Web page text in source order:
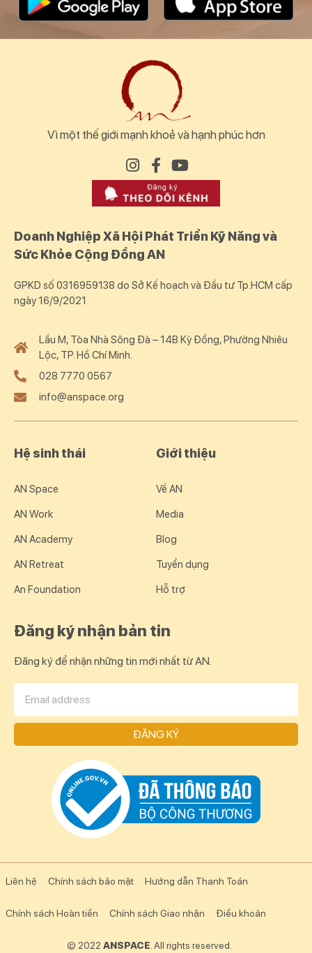
Vì một thế giới mạnh khoẻ và hạnh phúc hơn
Doanh Nghiệp Xã Hội Phát Triển Kỹ Năng và
Sức Khỏe Cộng Đồng AN
GPKD số 0316959138 do Sở Kế hoạch và Đầu tư Tp.HCM cấp
ngày 16/9/2021
Lầu M, Tòa Nhà Sông Đà – 14B Kỳ Đồng, Phường Nhiêu
Lộc, TP. Hồ Chí Minh.
028 7770 0567
info@anspace.org
Hệ sinh thái
AN Space
AN Work
AN Academy
AN Retreat
An Foundation
Giới thiệu
Về AN
Media
Blog
Tuyển dụng
Hỗ trợ
Đăng ký nhận bản tin
Đăng ký để nhận những tin mới nhất từ AN.
ĐĂNG KÝ
Liên hệ Chính sách bảo mật Hướng dẫn Thanh Toán
Chính sách Hoàn tiền Chính sách Giao nhận Điều khoản
© 2022 ANSPACE . All rights reserved.